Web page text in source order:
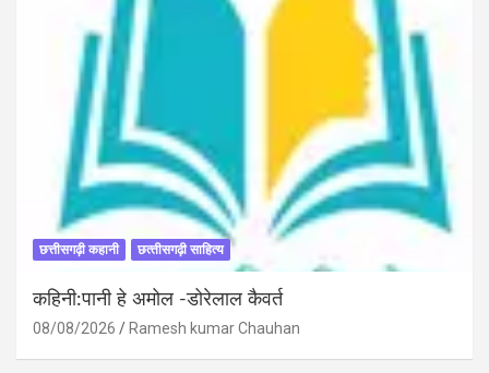
छत्तीसगढ़ी कहानी छत्‍तीसगढ़ी साहित्‍य
कहिनी:पानी हे अमोल -डोरेलाल कैवर्त
08/08/2026 Ramesh kumar Chauhan